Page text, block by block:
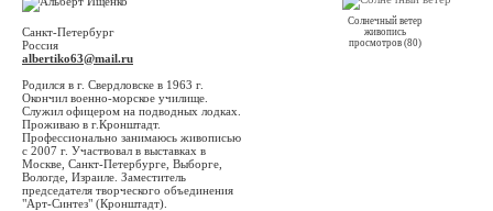
Санкт-Петербург
Россия
albertiko63@mail.ru
Родился в г. Свердловске в 1963 г.
Окончил военно-морское училище.
Служил офицером на подводных лодках.
Проживаю в г.Кронштадт.
Профессионально занимаюсь живописью
с 2007 г. Участвовал в выставках в
Москве, Санкт-Петербурге, Выборге,
Вологде, Израиле. Заместитель
председателя творческого объединения
"Арт-Синтез" (Кронштадт).
Солнечный ветер
живопись
просмотров (80)